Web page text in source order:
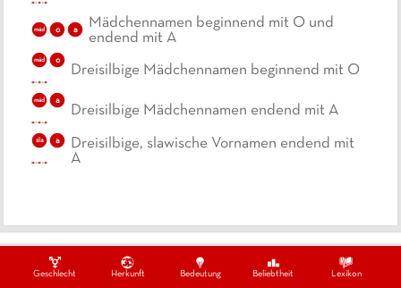
Geschlecht Herkunft Bedeutung Beliebtheit Lexikon
mäd o a
Mädchennamen beginnend mit O und
endend mit A
mäd o
Dreisilbige Mädchennamen beginnend mit O
mäd a
Dreisilbige Mädchennamen endend mit A
sla a
Dreisilbige, slawische Vornamen endend mit
A
Ein Projekt von
DatenschutzbestimmungenImpressumKontakt